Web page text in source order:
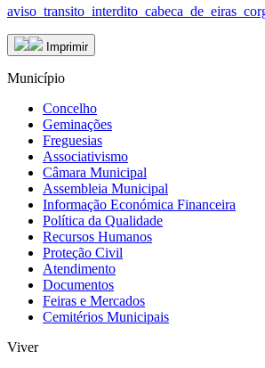
Imprimir
Município
Concelho
Geminações
Freguesias
Associativismo
Câmara Municipal
Assembleia Municipal
Informação Económica Financeira
Política da Qualidade
Recursos Humanos
Proteção Civil
Atendimento
Documentos
Feiras e Mercados
Cemitérios Municipais
Viver